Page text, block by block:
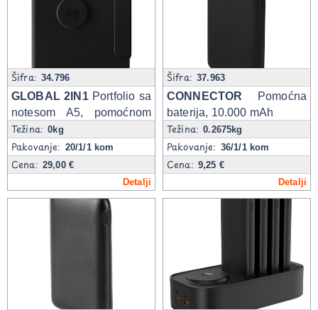
Šifra:34.796
GLOBAL 2IN1Portfolio sa
notesom A5, pomoćnom
baterijom 5.000 mAh,
bežičnim punjačem za dva
uređaja i magnetom u
poklon kutiji
Težina:0kg
Pakovanje: 20/1/1 kom
Cena: 29,00 €
Detalji
Šifra:37.963
CONNECTOR Pomoćna
baterija, 10.000 mAh
Težina:0.2675kg
Pakovanje: 36/1/1 kom
Cena: 9,25 €
Detalji